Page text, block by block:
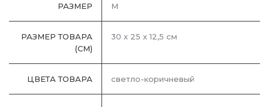
РАЗМЕР M
РАЗМЕР ТОВАРА
(СМ)
30 х 25 х 12,5 см
ЦВЕТА ТОВАРА светло-коричневый